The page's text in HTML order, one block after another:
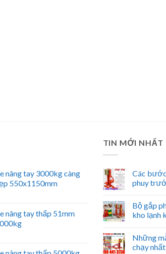
nâng tay 3000kg càng
550x1150mm
nâng tay thấp 51mm
TIN MỚI NHẤT
Các
phuy
Bộ gắp
kho lạnh
Những
chạy